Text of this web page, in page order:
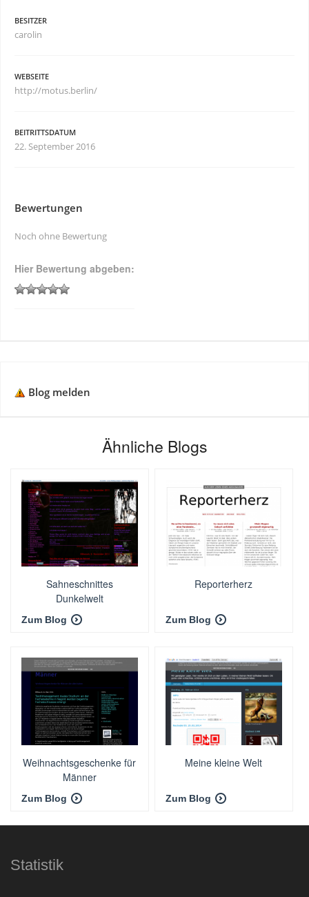
BESITZER
carolin
WEBSEITE
http://motus.berlin/
BEITRITTSDATUM
22. September 2016
Bewertungen
Noch ohne Bewertung
Hier Bewertung abgeben:
Blog melden
Ähnliche Blogs
Sahneschnittes
Dunkelwelt
Zum Blog
Reporterherz
Zum Blog
Weihnachtsgeschenke für
Männer
Zum Blog
Meine kleine Welt
Zum Blog
Statistik